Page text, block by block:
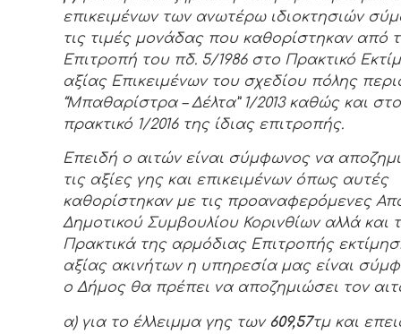
επικειμένων των ανωτέρω ιδιοκτησιών
τις τιμές μονάδας που καθορίστηκαν από
Επιτροπή του πδ. 5/1986 στο Πρακτικό
αξίας Επικειμένων του σχεδίου πόλης
“Μπαθαρίστρα – Δέλτα” 1/2013 καθώς και στο
πρακτικό 1/2016 της ίδιας επιτροπής.
Επειδή ο αιτών είναι σύμφωνος να
τις αξίες γης και επικειμένων όπως αυτές
καθορίστηκαν με τις προαναφερόμενες
Δημοτικού Συμβουλίου Κορινθίων αλλά και
Πρακτικά της αρμόδιας Επιτροπής
αξίας ακινήτων η υπηρεσία μας είναι
ο Δήμος θα πρέπει να αποζημιώσει τον
α) για το έλλειμμα γης των 609,57τμ και